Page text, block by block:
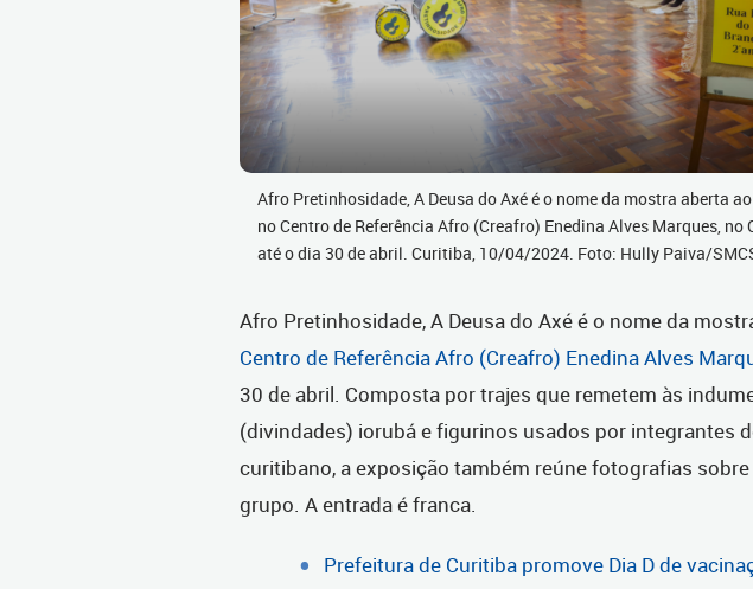
Afro Pretinhosidade, A Deusa do Axé é o nome da mostra aberta
no Centro de Referência Afro (Creafro) Enedina Alves Marques, no
até o dia 30 de abril. Curitiba, 10/04/2024. Foto: Hully Paiva/
Afro Pretinhosidade, A Deusa do Axé é o nome da
Centro de Referência Afro (Creafro) Enedina Alves
30 de abril. Composta por trajes que remetem às
(divindades) iorubá e figurinos usados por integrantes
curitibano, a exposição também reúne fotografias
grupo. A entrada é franca.
Prefeitura de Curitiba promove Dia D de